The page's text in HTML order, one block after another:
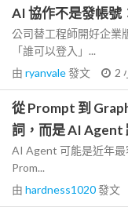
AI 協作不是發帳號
公司替工程師開好企業
「誰可以登入」...
由 ryanvale發文 2
從 Prompt 到
詞，而是 AI Agent
AI Agent 可能是近年
Prom...
由 hardness1020發文